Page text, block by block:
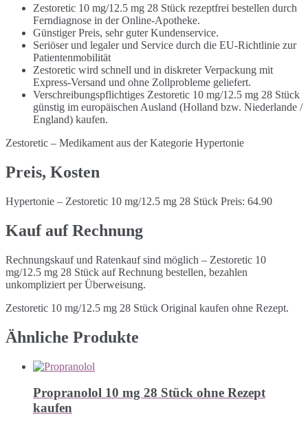
Zestoretic 10 mg/12.5 mg 28 Stück rezeptfrei bestellen durch
Ferndiagnose in der Online-Apotheke.
Günstiger Preis, sehr guter Kundenservice.
Seriöser und legaler und Service durch die EU-Richtlinie zur
Patientenmobilität
Zestoretic wird schnell und in diskreter Verpackung mit
Express-Versand und ohne Zollprobleme geliefert.
Verschreibungspflichtiges Zestoretic 10 mg/12.5 mg 28 Stück
günstig im europäischen Ausland (Holland bzw. Niederlande /
England) kaufen.
Zestoretic – Medikament aus der Kategorie Hypertonie
Preis, Kosten
Hypertonie – Zestoretic 10 mg/12.5 mg 28 Stück Preis: 64.90
Kauf auf Rechnung
Rechnungskauf und Ratenkauf sind möglich – Zestoretic 10
mg/12.5 mg 28 Stück auf Rechnung bestellen, bezahlen
unkompliziert per Überweisung.
Zestoretic 10 mg/12.5 mg 28 Stück Original kaufen ohne Rezept.
Ähnliche Produkte
Propranolol 10 mg 28 Stück ohne Rezept
kaufen